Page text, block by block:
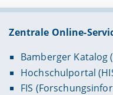
Zentrale Online-
Bamberger
Hochschulportal
FIS